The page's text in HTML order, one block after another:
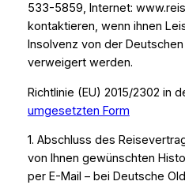
533-5859, Internet:
kontaktieren, wenn ihnen
Insolvenz von der
verweigert werden.
Richtlinie (EU) 2015/2302 in
umgesetzten Form
1. Abschluss des
von Ihnen gewünschten
per E-Mail – bei Deutsche